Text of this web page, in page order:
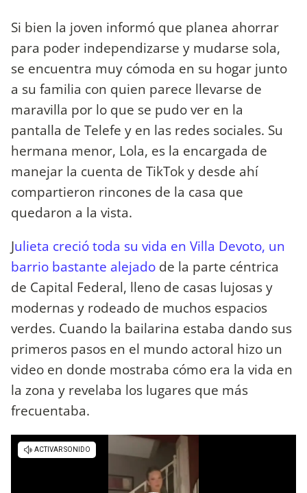
Si bien la joven informó que planea ahorrar
para poder independizarse y mudarse sola,
se encuentra muy cómoda en su hogar junto
a su familia con quien parece llevarse de
maravilla por lo que se pudo ver en la
pantalla de Telefe y en las redes sociales. Su
hermana menor, Lola, es la encargada de
manejar la cuenta de TikTok y desde ahí
compartieron rincones de la casa que
quedaron a la vista.
Julieta creció toda su vida en Villa Devoto, un
barrio bastante alejado de la parte céntrica
de Capital Federal, lleno de casas lujosas y
modernas y rodeado de muchos espacios
verdes. Cuando la bailarina estaba dando sus
primeros pasos en el mundo actoral hizo un
video en donde mostraba cómo era la vida en
la zona y revelaba los lugares que más
frecuentaba.